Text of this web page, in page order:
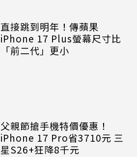
直接跳到明年！傳蘋果
iPhone 17 Plus螢幕尺寸比
「前二代」更小
父親節搶手機特價優惠！
iPhone 17 Pro省3710元 三
星S26+狂降8千元